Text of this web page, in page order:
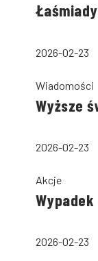
2026-02-23
Wiadomości
Wyższe
2026-02-23
Akcje
2026-02-23